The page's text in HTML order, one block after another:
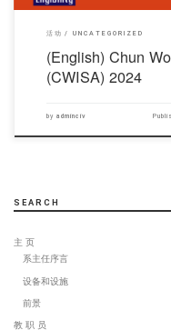
活动 UNCATEGORIZED
(English) Chun
(CWISA) 2024
by adminciv
SEARCH
主 页
系主任序言
设备和设施
前景
教 职 员